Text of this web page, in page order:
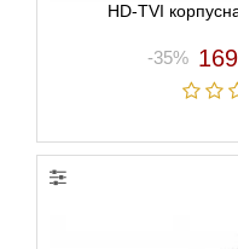
HD-TVI
-35%